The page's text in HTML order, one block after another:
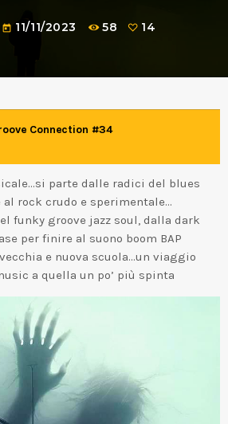
today 11/11/2023 58 14
Connection #34
parte dalle radici del blues
rock crudo e sperimentale…
funky groove jazz soul, dalla dark
per finire al suono boom BAP
e nuova scuola…un viaggio
a quella un po’ più spinta